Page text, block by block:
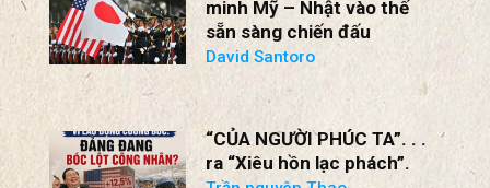
CHUYÊN MỤC
Kế hoạch 6 điểm đưa liên
minh Mỹ – Nhật vào thế
sẵn sàng chiến đấu
David Santoro